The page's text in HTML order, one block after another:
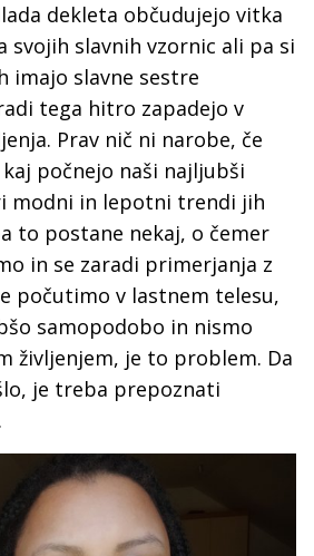
dekleta občudujejo vitka
svojih slavnih vzornic ali pa si
imajo slavne sestre
tega hitro zapadejo v
Prav nič ni narobe, če
počnejo naši najljubši
modni in lepotni trendi jih
to postane nekaj, o čemer
in se zaradi primerjanja z
počutimo v lastnem telesu,
samopodobo in nismo
življenjem, je to problem. Da
je treba prepoznati